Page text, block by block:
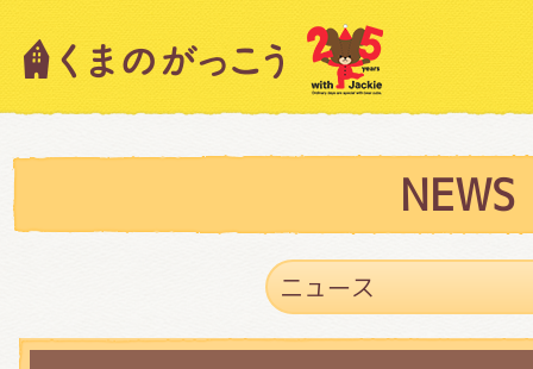
NEWS
キャラクター紹介
スタッフブログ